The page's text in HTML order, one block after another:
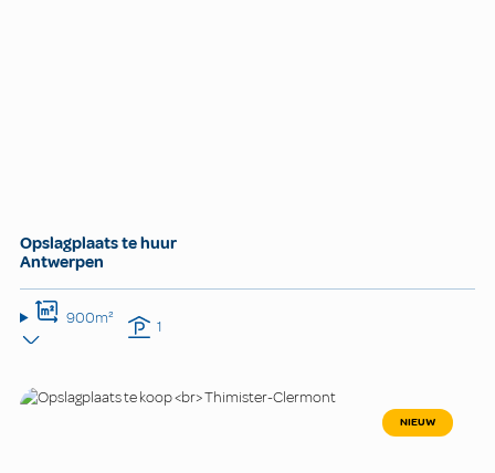
Opslagplaats te huur
Antwerpen
900m² 1
NIEUW